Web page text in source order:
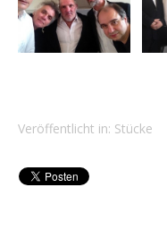
Veröffentlicht in: Stücke